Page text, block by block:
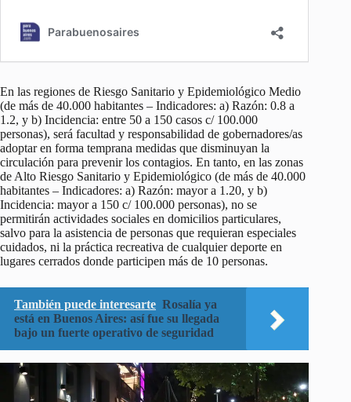
En las regiones de Riesgo Sanitario y Epidemiológico Medio
(de más de 40.000 habitantes – Indicadores: a) Razón: 0.8 a
1.2, y b) Incidencia: entre 50 a 150 casos c/ 100.000
personas), será facultad y responsabilidad de gobernadores/as
adoptar en forma temprana medidas que disminuyan la
circulación para prevenir los contagios. En tanto, en las zonas
de Alto Riesgo Sanitario y Epidemiológico (de más de 40.000
habitantes – Indicadores: a) Razón: mayor a 1.20, y b)
Incidencia: mayor a 150 c/ 100.000 personas), no se
permitirán actividades sociales en domicilios particulares,
salvo para la asistencia de personas que requieran especiales
cuidados, ni la práctica recreativa de cualquier deporte en
lugares cerrados donde participen más de 10 personas.
También puede interesarte Rosalía ya
está en Buenos Aires: así fue su llegada
bajo un fuerte operativo de seguridad